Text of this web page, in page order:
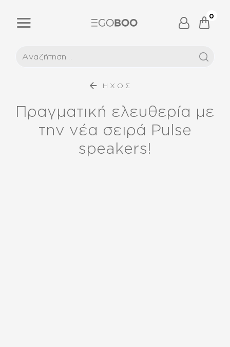
0
ΗΧΟΣ
Πραγματική ελευθερία με
την νέα σειρά Pulse
speakers!